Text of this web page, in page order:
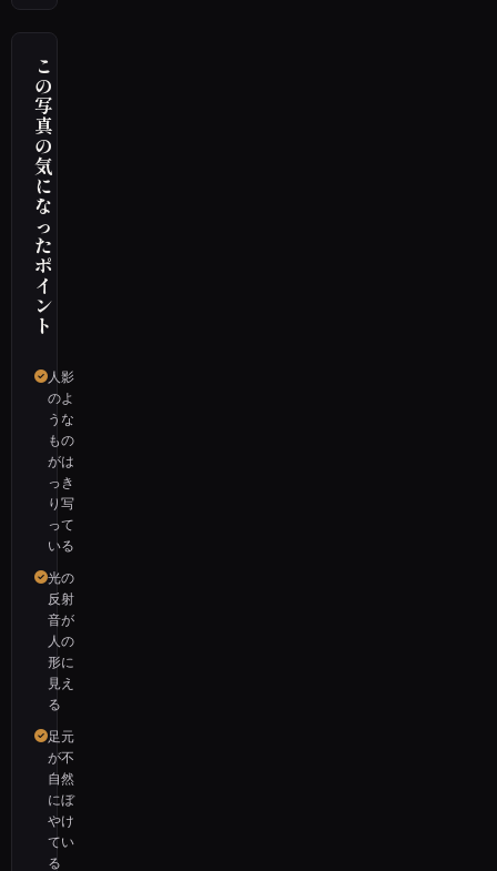
こ
の
写
真
の
気
に
な
っ
た
ポ
イ
ン
ト
人影
のよ
うな
もの
がは
っき
り写
って
いる
光の
反射
音が
人の
形に
見え
る
足元
が不
自然
にぼ
やけ
てい
る